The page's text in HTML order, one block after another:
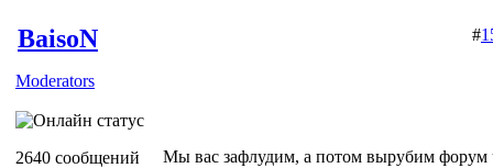
BaisoN
Moderators
2640 сообщений
#
Мы вас зафлудим, а потом вырубим форум